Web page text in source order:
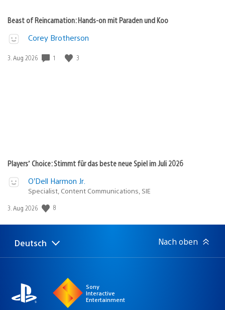
Beast of Reincarnation: Hands-on mit Paraden und Koo
Corey Brotherson
Veröffentlichungsdatum:
3. Aug 2026 1 3
Players’ Choice: Stimmt für das beste neue Spiel im Juli 2026
O’Dell Harmon Jr.
Specialist, Content Communications, SIE
Veröffentlichungsdatum:
3. Aug 2026 8
Select
a
Aktuelle
Region:
Deutsch Nach oben
Sony
Interactive
Entertainment